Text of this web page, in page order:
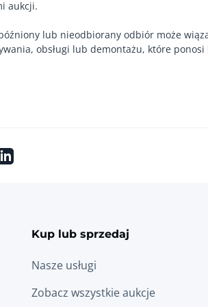
aukcji.
lub nieodbiorany odbiór może
obsługi lub demontażu, które ponosi
linkedin
Kup lub sprzedaj
Nasze usługi
Zobacz wszystkie aukcje